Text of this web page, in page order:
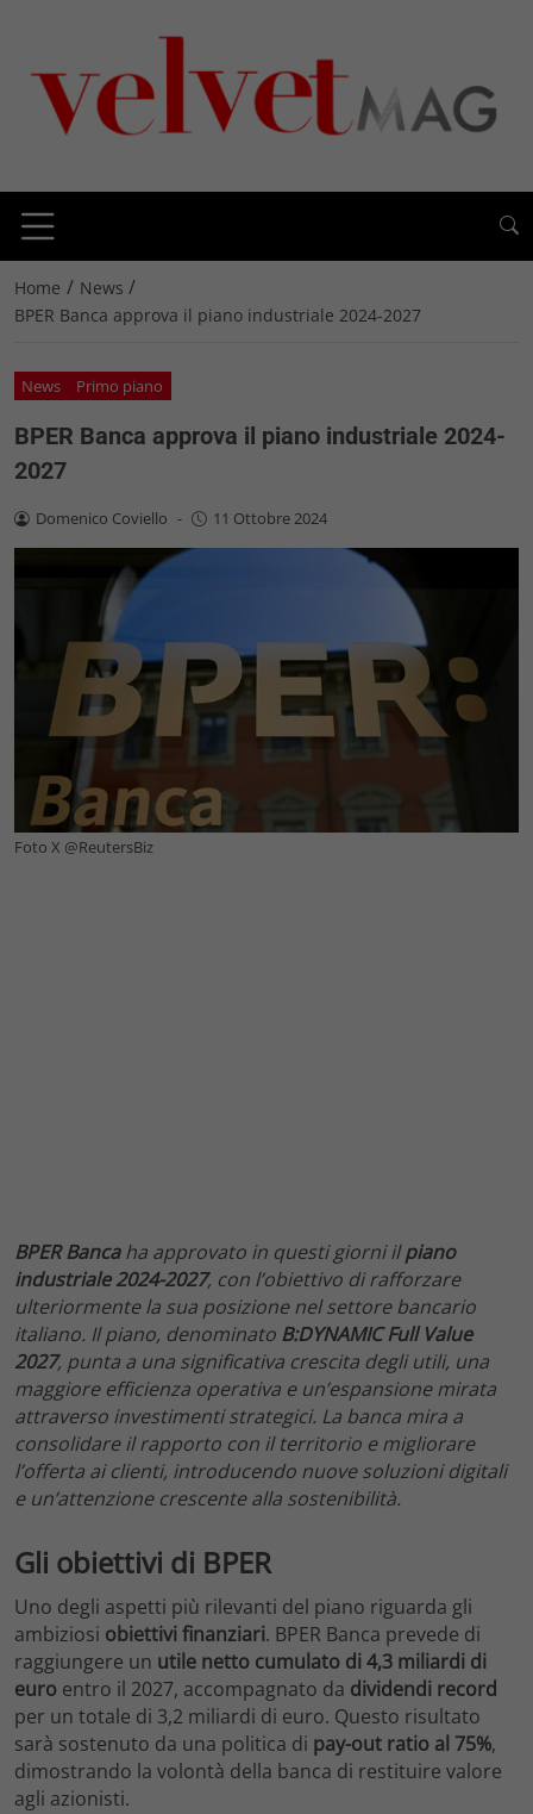
Home / News /
BPER Banca approva il piano industriale 2024-2027
News Primo piano
BPER Banca approva il piano industriale 2024-
2027
Domenico Coviello - 11 Ottobre 2024
Foto X @ReutersBiz
BPER Bancaha approvato in questi giorni ilpiano
industriale 2024-2027, con l’obiettivo di rafforzare
ulteriormente la sua posizione nel settore bancario
italiano. Il piano, denominato B:DYNAMIC Full Value
2027, punta a una significativa crescita degli utili, una
maggiore efficienza operativa e un’espansione mirata
attraverso investimenti strategici. La banca mira a
consolidare il rapporto con il territorio e migliorare
l’offerta ai clienti, introducendo nuove soluzioni digitali
e un’attenzione crescente alla sostenibilità.
Gli obiettivi di BPER
Uno degli aspetti più rilevanti del piano riguarda gli
ambiziosi obiettivi finanziari. BPER Banca prevede di
raggiungere un utile netto cumulato di 4,3 miliardi di
euro entro il 2027, accompagnato da dividendi record
per un totale di 3,2 miliardi di euro. Questo risultato
sarà sostenuto da una politica di pay-out ratio al 75%,
dimostrando la volontà della banca di restituire valore
agli azionisti.